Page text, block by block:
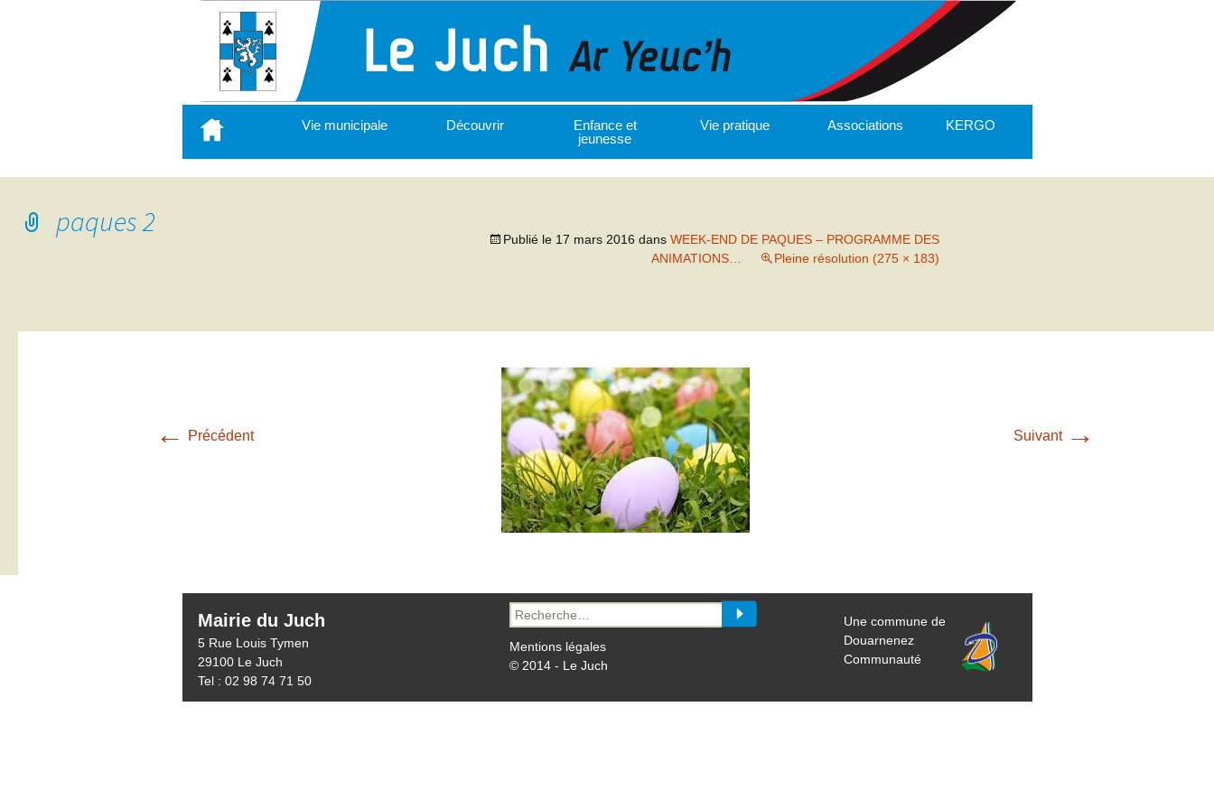
contenu
principal
Vie municipale Découvrir
Enfance et
jeunesse
Vie pratique Associations KERGO
paques 2
Publié le 17 mars 2016 dans WEEK-END DE PAQUES – PROGRAMME DES
ANIMATIONS…
Pleine résolution (275 × 183)
← Précédent Suivant →
Mairie du Juch
5 Rue Louis Tymen
29100 Le Juch
Tel : 02 98 74 71 50
Recherche
pour :
Mentions légales
© 2014 - Le Juch
Une commune de
Douarnenez
Communauté